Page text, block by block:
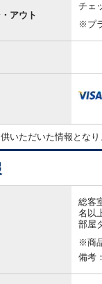
アウト
チェ
※プ
いただいた情報となり
総客
名以
部屋
※商
備考：